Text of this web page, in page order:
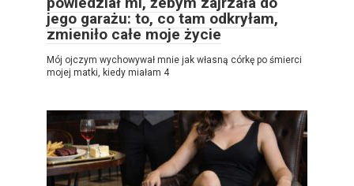
jego garażu: to, co tam odkryłam,
zmieniło całe moje życie
Mój ojczym wychowywał mnie jak własną córkę po śmierci
mojej matki, kiedy miałam 4